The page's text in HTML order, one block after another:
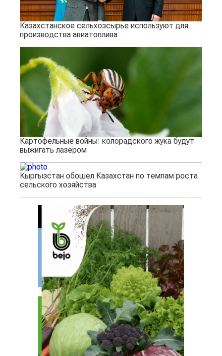
Казахстанское сельхозсырье используют для
производства авиатоплива
Картофельные войны: колорадского жука будут
выжигать лазером
Кыргызстан обошел Казахстан по темпам роста
сельского хозяйства